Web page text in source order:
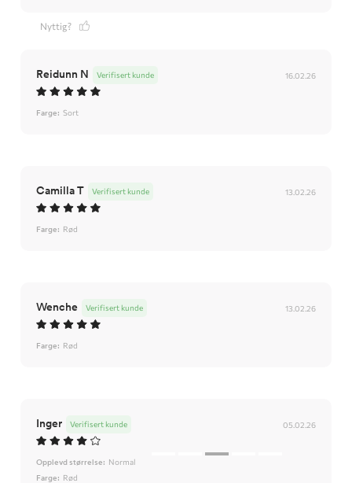
Nyttig?
Reidunn N 16.02.26
Verifisert kunde
Farge: Sort
Camilla T 13.02.26
Verifisert kunde
Farge: Rød
Wenche 13.02.26
Verifisert kunde
Farge: Rød
Inger 05.02.26
Verifisert kunde
Opplevd størrelse: Normal
Farge: Rød